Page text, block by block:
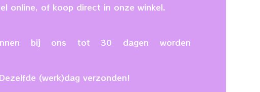
online, of koop direct in onze winkel.
bij ons tot 30 dagen worden
(werk)dag verzonden!